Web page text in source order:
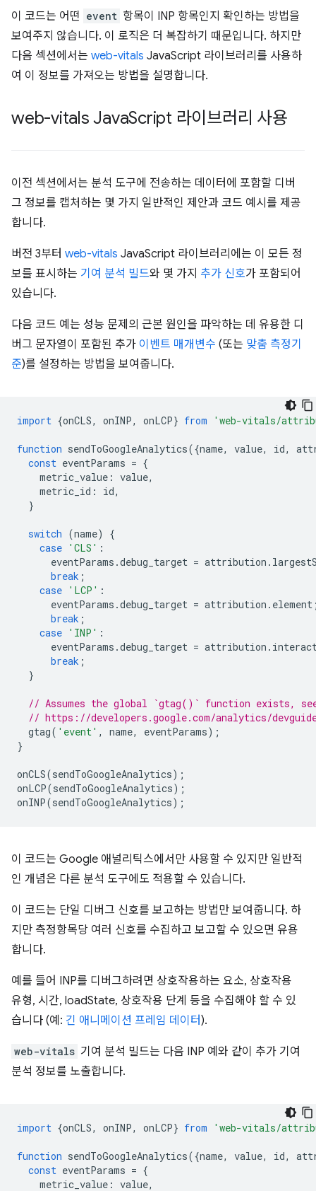
이 코드는 어떤 event 항목이 INP 항목인지 확인하는 방법을
보여주지 않습니다. 이 로직은 더 복잡하기 때문입니다. 하지만
다음 섹션에서는 web-vitals JavaScript 라이브러리를 사용하
여 이 정보를 가져오는 방법을 설명합니다.
web-vitals JavaScript 라이브러리 사용
이전 섹션에서는 분석 도구에 전송하는 데이터에 포함할 디버
그 정보를 캡처하는 몇 가지 일반적인 제안과 코드 예시를 제공
합니다.
버전 3부터 web-vitals JavaScript 라이브러리에는 이 모든 정
보를 표시하는 기여 분석 빌드와 몇 가지 추가 신호가 포함되어
있습니다.
다음 코드 예는 성능 문제의 근본 원인을 파악하는 데 유용한 디
버그 문자열이 포함된 추가 이벤트 매개변수 (또는 맞춤 측정기
준)를 설정하는 방법을 보여줍니다.
import {onCLS, onINP, onLCP} from 'web-vitals/
function sendToGoogleAnalytics({name, value, id,
const eventParams = {
metric_value : value,
metric_id : id,
}
switch (name)
{
case 'CLS' :
eventParams .debug_target = attribution .
break ;
case 'LCP' :
eventParams .debug_target = attribution . element
break ;
case 'INP' :
eventParams .debug_target = attribution .
break ;
}
// Assumes the global `gtag()` function exists,
// https://developers.google.com/analytics/
gtag( 'event' , name, eventParams);
}
onCLS(sendToGoogleAnalytics);
onLCP(sendToGoogleAnalytics);
onINP(sendToGoogleAnalytics);
이 코드는 Google 애널리틱스에서만 사용할 수 있지만 일반적
인 개념은 다른 분석 도구에도 적용할 수 있습니다.
이 코드는 단일 디버그 신호를 보고하는 방법만 보여줍니다. 하
지만 측정항목당 여러 신호를 수집하고 보고할 수 있으면 유용
합니다.
예를 들어 INP를 디버그하려면 상호작용하는 요소, 상호작용
유형, 시간, loadState, 상호작용 단계 등을 수집해야 할 수 있
습니다 (예: 긴 애니메이션 프레임 데이터).
web-vitals 기여 분석 빌드는 다음 INP 예와 같이 추가 기여
분석 정보를 노출합니다.
import {onCLS, onINP, onLCP} from 'web-vitals/
function sendToGoogleAnalytics({name, value, id,
const eventParams = {
metric_value : value,